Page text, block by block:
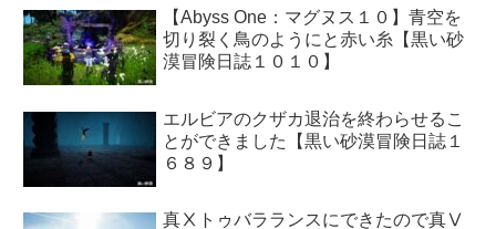
【Abyss One：マグヌス１０】青空を
切り裂く鳥のようにと赤い糸【黒い砂
漠冒険日誌１０１０】
エルビアのクザカ退治を終わらせるこ
とができました【黒い砂漠冒険日誌１
６８９】
真Ⅹトゥバラランスにできたので真Ⅴ